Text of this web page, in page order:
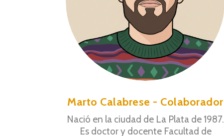
Marto Calabrese - Colaborador
Nació en la ciudad de La Plata de 1987.
Es doctor y docente Facultad de